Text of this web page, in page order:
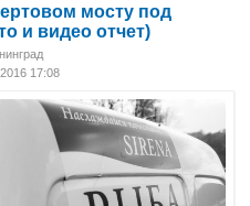
мосту под
и видео отчет)
17:08